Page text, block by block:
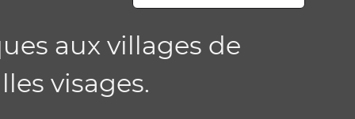
aux villages de
visages.